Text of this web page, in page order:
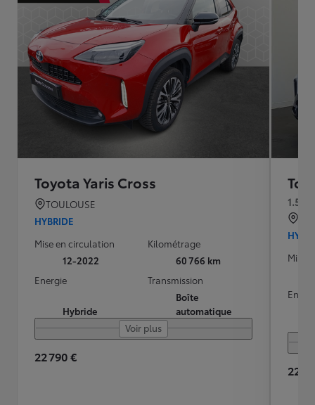
Toyota Yaris Cross
TOULOUSE
HYBRIDE
Mise en circulation
12-2022
Kilométrage
60 766 km
Energie
Hybride
Transmission
Boîte
automatique
Voir plus
22 790 €
1.5
Mise
22